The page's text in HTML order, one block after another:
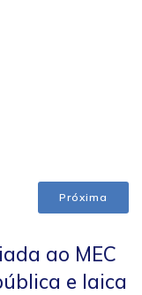
Próxima
ao MEC
e laica